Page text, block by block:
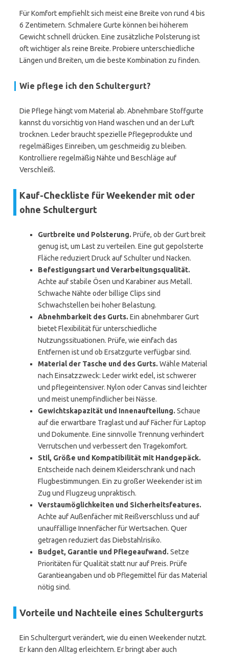
Für Komfort empfiehlt sich meist eine Breite von rund 4 bis
6 Zentimetern. Schmalere Gurte können bei höherem
Gewicht schnell drücken. Eine zusätzliche Polsterung ist
oft wichtiger als reine Breite. Probiere unterschiedliche
Längen und Breiten, um die beste Kombination zu finden.
Wie pflege ich den Schultergurt?
Die Pflege hängt vom Material ab. Abnehmbare Stoffgurte
kannst du vorsichtig von Hand waschen und an der Luft
trocknen. Leder braucht spezielle Pflegeprodukte und
regelmäßiges Einreiben, um geschmeidig zu bleiben.
Kontrolliere regelmäßig Nähte und Beschläge auf
Verschleiß.
Kauf-Checkliste für Weekender mit oder
ohne Schultergurt
Gurtbreite und Polsterung. Prüfe, ob der Gurt breit
genug ist, um Last zu verteilen. Eine gut gepolsterte
Fläche reduziert Druck auf Schulter und Nacken.
Befestigungsart und Verarbeitungsqualität.
Achte auf stabile Ösen und Karabiner aus Metall.
Schwache Nähte oder billige Clips sind
Schwachstellen bei hoher Belastung.
Abnehmbarkeit des Gurts. Ein abnehmbarer Gurt
bietet Flexibilität für unterschiedliche
Nutzungssituationen. Prüfe, wie einfach das
Entfernen ist und ob Ersatzgurte verfügbar sind.
Material der Tasche und des Gurts. Wähle Material
nach Einsatzzweck: Leder wirkt edel, ist schwerer
und pflegeintensiver. Nylon oder Canvas sind leichter
und meist unempfindlicher bei Nässe.
Gewichtskapazität und Innenaufteilung. Schaue
auf die erwartbare Traglast und auf Fächer für Laptop
und Dokumente. Eine sinnvolle Trennung verhindert
Verrutschen und verbessert den Tragekomfort.
Stil, Größe und Kompatibilität mit Handgepäck.
Entscheide nach deinem Kleiderschrank und nach
Flugbestimmungen. Ein zu großer Weekender ist im
Zug und Flugzeug unpraktisch.
Verstaumöglichkeiten und Sicherheitsfeatures.
Achte auf Außenfächer mit Reißverschluss und auf
unauffällige Innenfächer für Wertsachen. Quer
getragen reduziert das Diebstahlrisiko.
Budget, Garantie und Pflegeaufwand. Setze
Prioritäten für Qualität statt nur auf Preis. Prüfe
Garantieangaben und ob Pflegemittel für das Material
nötig sind.
Vorteile und Nachteile eines Schultergurts
Ein Schultergurt verändert, wie du einen Weekender nutzt.
Er kann den Alltag erleichtern. Er bringt aber auch